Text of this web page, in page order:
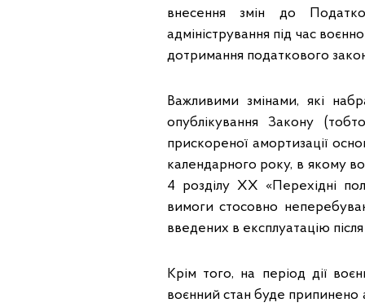
внесення змін до
адміністрування під час
дотримання податкового
Важливими змінами, які
опублікування Закону
прискореної амортизації
календарного року, в якому
4 розділу ХХ «Перехідні
вимоги стосовно
введених в експлуатацію
Крім того, на період дії
воєнний стан буде